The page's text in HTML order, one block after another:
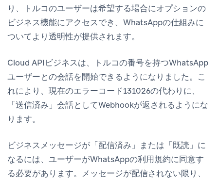
り、トルコのユーザーは希望する場合にオプションの
ビジネス機能にアクセスでき、WhatsAppの仕組みに
ついてより透明性が提供されます。
Cloud APIビジネスは、トルコの番号を持つWhatsApp
ユーザーとの会話を開始できるようになりました。こ
れにより、現在のエラーコード131026の代わりに、
「送信済み」会話としてWebhookが返されるようにな
ります。
ビジネスメッセージが「配信済み」または「既読」に
なるには、ユーザーがWhatsAppの利用規約に同意す
る必要があります。メッセージが配信されない限り、